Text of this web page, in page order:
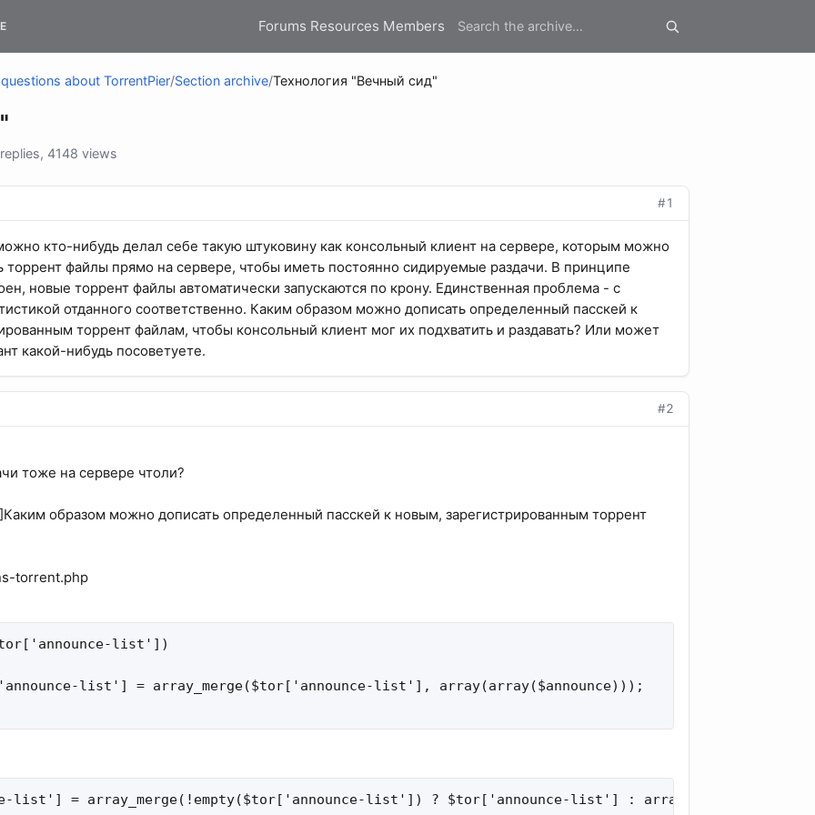
Forums Resources Members
about TorrentPier/Section archive/Технология "Вечный сид"
4148 views
#1
кто-нибудь делал себе такую штуковину как консольный клиент на сервере, которым можно
торрент файлы прямо на сервере, чтобы иметь постоянно сидируемые раздачи. В принципе
новые торрент файлы автоматически запускаются по крону. Единственная проблема - с
отданного соответственно. Каким образом можно дописать определенный пасскей к
торрент файлам, чтобы консольный клиент мог их подхватить и раздавать? Или может
какой-нибудь посоветуете.
#2
тоже на сервере чтоли?
]Каким образом можно дописать определенный пасскей к новым, зарегистрированным торрент
torrent.php
list'])
list'] = array_merge($tor['announce-list'], array(array($announce)));
list'] = array_merge(!empty($tor['announce-list']) ? $tor['announce-list'] :